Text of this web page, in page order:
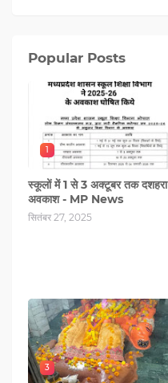
Popular Posts
1
स्कूलों में 1 से 3 अक्टूबर तक दशहरा
अवकाश - MP News
सितंबर 27, 2025
3